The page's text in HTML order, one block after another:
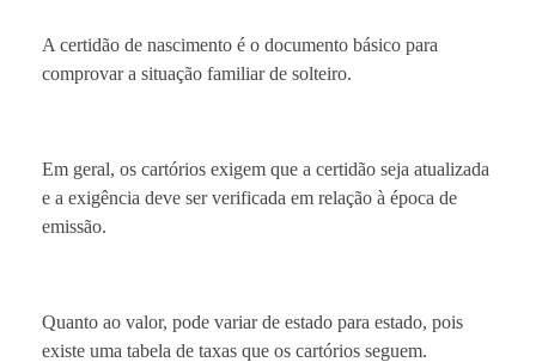
A certidão de nascimento é o documento básico para
comprovar a situação familiar de solteiro.
Em geral, os cartórios exigem que a certidão seja atualizada
e a exigência deve ser verificada em relação à época de
emissão.
Quanto ao valor, pode variar de estado para estado, pois
existe uma tabela de taxas que os cartórios seguem.